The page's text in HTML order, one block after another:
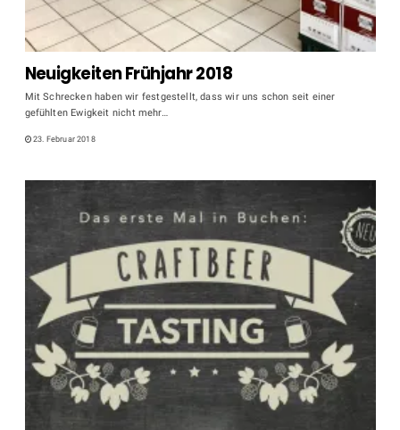
Neuigkeiten Frühjahr 2018
Mit Schrecken haben wir festgestellt, dass wir uns schon seit einer
gefühlten Ewigkeit nicht mehr…
23. Februar 2018